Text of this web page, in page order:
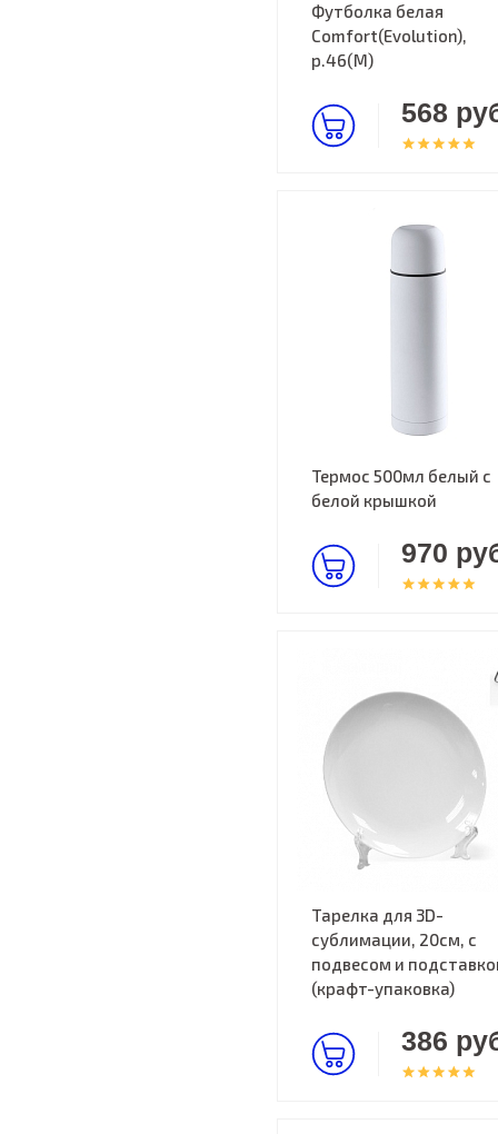
Футболка белая
Comfort(Evolution),
р.46(M)
568
Термос 500мл белый с
белой крышкой
970
Тарелка для 3D-
сублимации, 20см, с
подвесом и
(крафт-упаковка)
386